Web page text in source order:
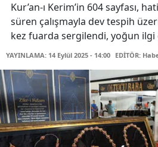
Kur’an-ı Kerim’in 604 sayfası,
süren çalışmayla dev tespih
kez fuarda sergilendi, yoğun
YAYINLAMA: 14 Eylül 2025 - 14:00 EDİTÖR: